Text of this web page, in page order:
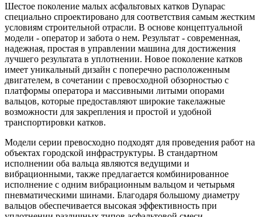
Шестое поколение малых асфальтовых катков Dynapac
специально спроектировано для соответствия самым жестким
условиям строительной отрасли. В основе концептуальной
модели - оператор и забота о нем. Результат - современная,
надежная, простая в управлении машина для достижения
лучшего результата в уплотнении. Новое поколение катков
имеет уникальный дизайн с поперечно расположенным
двигателем, в сочетании с превосходной обзорностью с
платформы оператора и массивными литыми опорами
вальцов, которые предоставляют широкие такелажные
возможности для закрепления и простой и удобной
транспортировки катков.
Модели серии превосходно подходят для проведения работ на
объектах городской инфраструктуры. В стандартном
исполнении оба вальца являются ведущими и
вибрационными, также предлагается комбинированное
исполнение с одним вибрационным вальцом и четырьмя
пневматическими шинами. Благодаря большому диаметру
вальцов обеспечивается высокая эффективность при